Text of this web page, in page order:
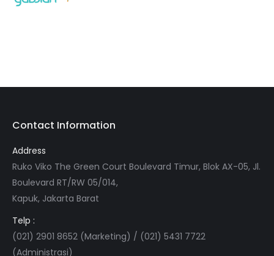
Contact Information
Address
Ruko Viko The Green Court Boulevard Timur, Blok AX-05, Jl.
Boulevard RT/RW 05/014,
Kapuk, Jakarta Barat
Telp :
(021) 2901 8652 (Marketing) / (021) 5431 7722
(Administrasi)